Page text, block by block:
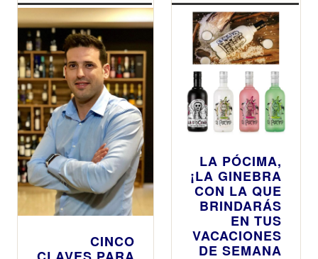
CINCO
LA PÓCIMA,
¡LA GINEBRA
CON LA QUE
BRINDARÁS
EN TUS
VACACIONES
DE SEMANA